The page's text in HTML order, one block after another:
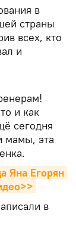
в
страны
всех, кто
и
и как
сегодня
мамы, эта
Яна Егорян
в